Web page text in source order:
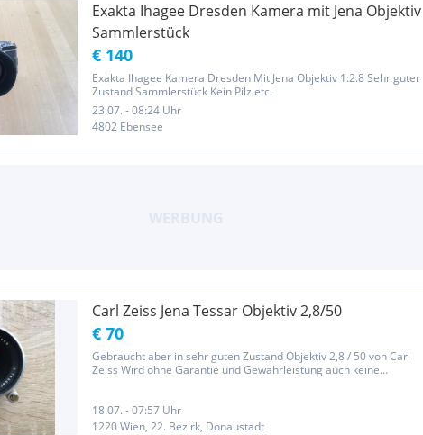
Exakta Ihagee Dresden Kamera mit Jena Objektiv
Sammlerstück
€ 140
Exakta Ihagee Kamera Dresden Mit Jena Objektiv 1:2.8 Sehr guter
Zustand Sammlerstück Kein Pilz etc.
23.07. - 08:24 Uhr
4802 Ebensee
Carl Zeiss Jena Tessar Objektiv 2,8/50
€ 70
Gebraucht aber in sehr guten Zustand Objektiv 2,8 / 50 von Carl
Zeiss Wird ohne Garantie und Gewährleistung auch keine
18.07. - 07:57 Uhr
1220 Wien, 22. Bezirk, Donaustadt